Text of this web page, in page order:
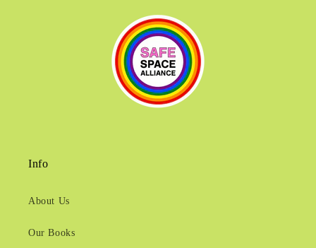
Info
About Us
Our Books